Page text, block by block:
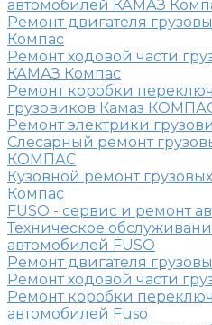
автомобилей КАМАЗ
Ремонт двигателя
Компас
Ремонт ходовой части
КАМАЗ Компас
Ремонт коробки
грузовиков Камаз
Ремонт электрики
Слесарный ремонт
КОМПАС
Кузовной ремонт
Компас
FUSO - сервис и ремонт
Техническое
автомобилей FUSO
Ремонт двигателя
Ремонт ходовой части
Ремонт коробки
автомобилей Fuso